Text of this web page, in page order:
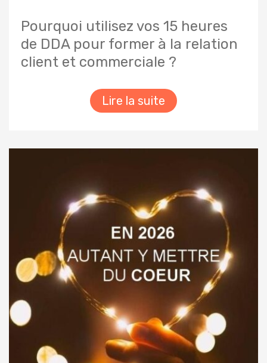
Pourquoi utilisez vos 15 heures
de DDA pour former à la relation
client et commerciale ?
Lire la suite